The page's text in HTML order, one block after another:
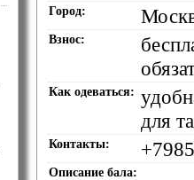
Город:
Взнос:
Как одеваться:
для
Контакты:
Описание бала: